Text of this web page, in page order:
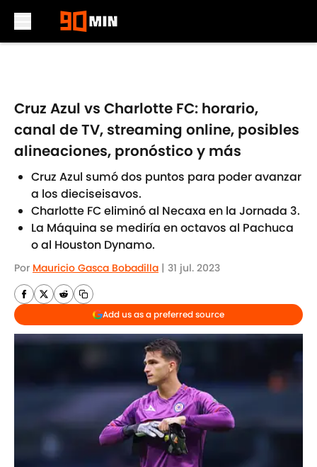
Cruz Azul vs Charlotte FC: horario,
canal de TV, streaming online, posibles
alineaciones, pronóstico y más
Cruz Azul sumó dos puntos para poder avanzar
a los dieciseisavos.
Charlotte FC eliminó al Necaxa en la Jornada 3.
La Máquina se mediría en octavos al Pachuca
o al Houston Dynamo.
Por Mauricio Gasca Bobadilla | 31 jul. 2023
Add us as a preferred source